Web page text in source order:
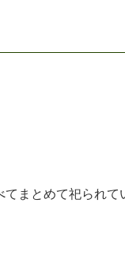
まとめて祀られ